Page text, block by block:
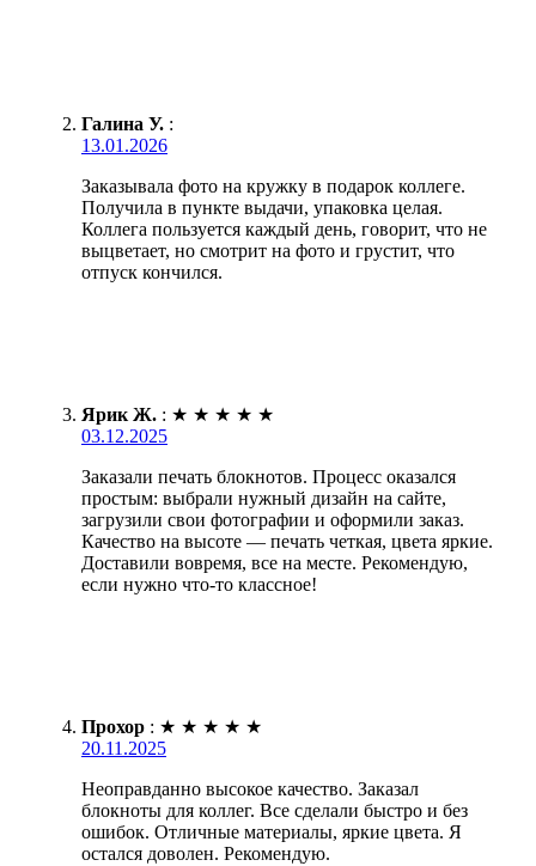
Галина У. :
13.01.2026
Заказывала фото на кружку в подарок коллеге.
Получила в пункте выдачи, упаковка целая.
Коллега пользуется каждый день, говорит, что не
выцветает, но смотрит на фото и грустит, что
отпуск кончился.
Ярик Ж. : ★ ★ ★ ★ ★
03.12.2025
Заказали печать блокнотов. Процесс оказался
простым: выбрали нужный дизайн на сайте,
загрузили свои фотографии и оформили заказ.
Качество на высоте — печать четкая, цвета яркие.
Доставили вовремя, все на месте. Рекомендую,
если нужно что-то классное!
Прохор : ★ ★ ★ ★ ★
20.11.2025
Неоправданно высокое качество. Заказал
блокноты для коллег. Все сделали быстро и без
ошибок. Отличные материалы, яркие цвета. Я
остался доволен. Рекомендую.